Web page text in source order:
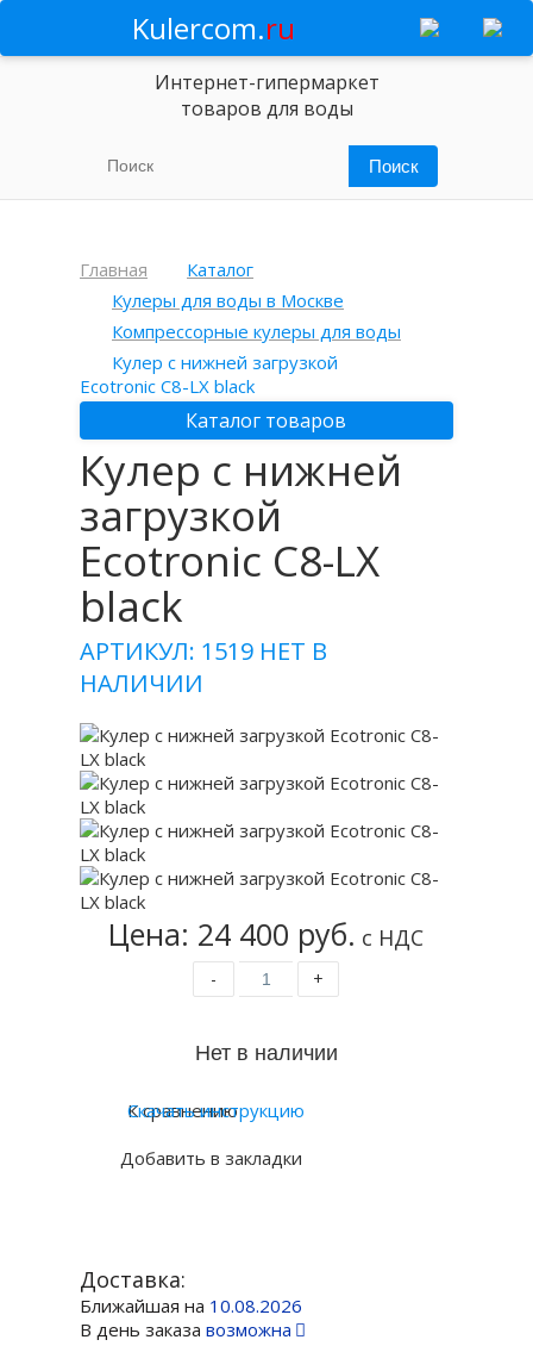
Kulercom.ru
Интернет-гипермаркет
товаров для воды
Главная
Каталог
Кулеры для воды в Москве
Компрессорные кулеры для воды
Кулер с нижней загрузкой
Ecotronic C8-LX black
Каталог товаров
Кулер с нижней
загрузкой
Ecotronic C8-LX
black
АРТИКУЛ: 1519 НЕТ В
НАЛИЧИИ
Цена: 24 400 руб. с НДС
- +
К сравнению
Добавить в закладки
Скачать инструкцию
Доставка:
Ближайшая на 10.08.2026
В день заказавозможна